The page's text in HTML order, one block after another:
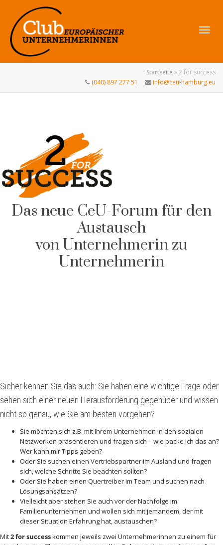
Startseite » 2 for success
(040) 897 277 51
info@ceu-hamburg.eu
Das neue CeU-Forum für den
Austausch
von Unternehmerin zu
Unternehmerin
Sicher kennen Sie das auch: Sie haben eine wichtige Frage oder
sehen sich einer neuen Herausforderung gegenüber und wissen
nicht so genau, wie Sie am besten vorgehen?
Sie möchten sich z.B. mit Ihrem Unternehmen in den sozialen
Netzwerken präsentieren und fragen sich – wie packe ich das an?
Wer kann mir Tipps geben?
Oder Sie suchen einen Vertriebspartner im Ausland und fragen
sich, welche Schritte Sie beachten sollten?
Oder Sie haben einen Quertreiber im Team und suchen nach
Lösungsansätzen?
Vielleicht aber stehen Sie auch vor der Nachfolge im
Familienunternehmen und wollen sich mit jemandem, der mit
dieser Situation Erfahrung hat, austauschen?
Mit2 for successkommen jeweils zwei Unternehmerinnen zu einem für